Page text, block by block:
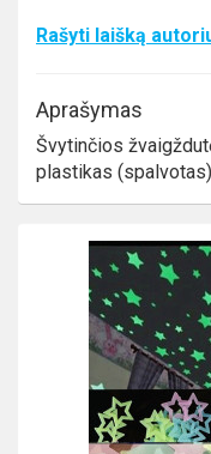
Rašyti laišką
Aprašymas
Švytinčios
plastikas